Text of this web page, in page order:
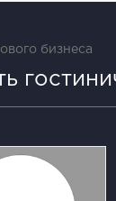
бизнеса